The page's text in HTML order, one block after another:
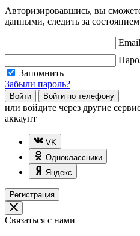
Авторизировавшись, вы
данными, следить за состоянием
Запомнить
Забыли пароль?
Войти Войти по телефону
или войдите через другие
аккаунт
VK
Одноклассники
Яндекс
Регистрация
Связаться с нами